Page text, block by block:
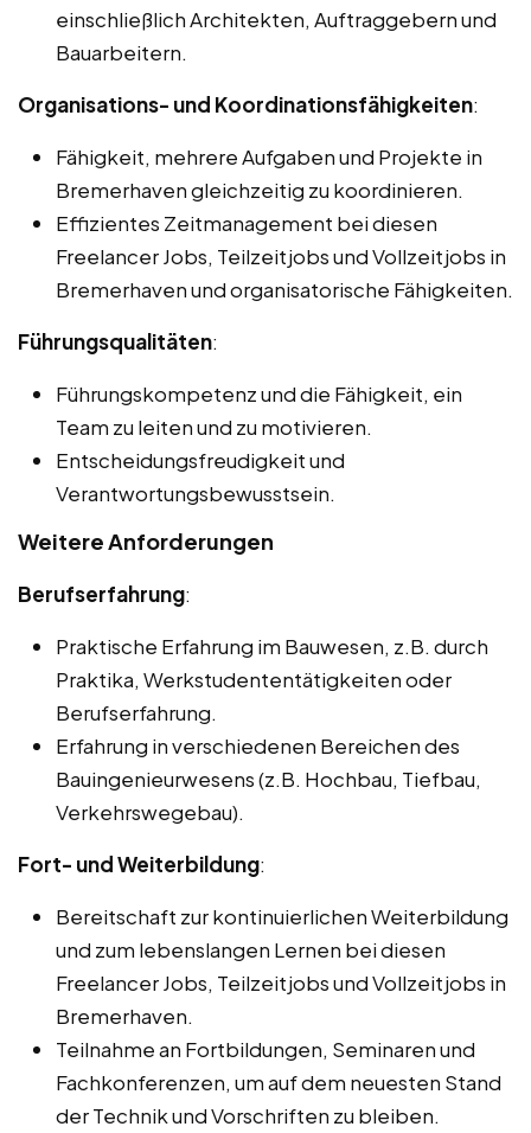
einschließlich Architekten, Auftraggebern und
Bauarbeitern.
Organisations- und Koordinationsfähigkeiten:
Fähigkeit, mehrere Aufgaben und Projekte in
Bremerhaven gleichzeitig zu koordinieren.
Effizientes Zeitmanagement bei diesen
Freelancer Jobs, Teilzeitjobs und Vollzeitjobs in
Bremerhaven und organisatorische Fähigkeiten.
Führungsqualitäten:
Führungskompetenz und die Fähigkeit, ein
Team zu leiten und zu motivieren.
Entscheidungsfreudigkeit und
Verantwortungsbewusstsein.
Weitere Anforderungen
Berufserfahrung:
Praktische Erfahrung im Bauwesen, z.B. durch
Praktika, Werkstudententätigkeiten oder
Berufserfahrung.
Erfahrung in verschiedenen Bereichen des
Bauingenieurwesens (z.B. Hochbau, Tiefbau,
Verkehrswegebau).
Fort- und Weiterbildung:
Bereitschaft zur kontinuierlichen Weiterbildung
und zum lebenslangen Lernen bei diesen
Freelancer Jobs, Teilzeitjobs und Vollzeitjobs in
Bremerhaven.
Teilnahme an Fortbildungen, Seminaren und
Fachkonferenzen, um auf dem neuesten Stand
der Technik und Vorschriften zu bleiben.